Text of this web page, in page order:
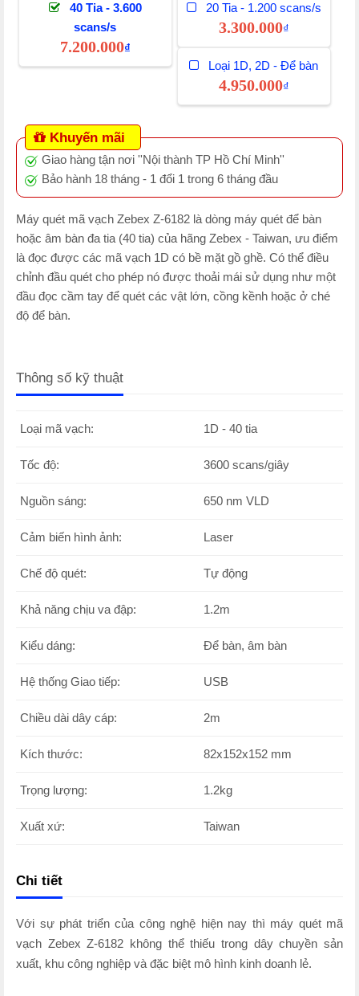
40 Tia - 3.600
scans/s
7.200.000₫
20 Tia - 1.200 scans/s
3.300.000₫
Loại 1D, 2D - Để bàn
4.950.000₫
Khuyến mãi
Giao hàng tận nơi ''Nội thành TP Hồ Chí Minh''
Bảo hành 18 tháng - 1 đổi 1 trong 6 tháng đầu
Máy quét mã vạch Zebex Z-6182 là dòng máy quét để bàn
hoặc âm bàn đa tia (40 tia) của hãng Zebex - Taiwan, ưu điểm
là đọc được các mã vạch 1D có bề mặt gồ ghề. Có thể điều
chỉnh đầu quét cho phép nó được thoải mái sử dụng như một
đầu đọc cầm tay để quét các vật lớn, cồng kềnh hoặc ở ché
độ để bàn.
Thông số kỹ thuật
Loại mã vạch: 1D - 40 tia
Tốc độ: 3600 scans/giây
Nguồn sáng: 650 nm VLD
Cảm biến hình ảnh: Laser
Chế độ quét: Tự động
Khả năng chịu va đập: 1.2m
Kiểu dáng: Để bàn, âm bàn
Hệ thống Giao tiếp: USB
Chiều dài dây cáp: 2m
Kích thước: 82x152x152 mm
Trọng lượng: 1.2kg
Xuất xứ: Taiwan
Chi tiết
Với sự phát triển của công nghệ hiện nay thì máy quét mã
vạch Zebex Z-6182 không thể thiếu trong dây chuyền sản
xuất, khu công nghiệp và đặc biệt mô hình kinh doanh lẻ.